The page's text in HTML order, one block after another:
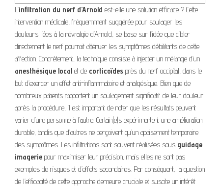
L’infiltration du nerf d’Arnold est-elle une solution efficace ? Cette
intervention médicale, fréquemment suggérée pour soulager les
douleurs liées à la névralgie d’Arnold, se base sur l’idée que cibler
directement le nerf pourrait atténuer les symptômes débilitants de cette
affection. Concrètement, la technique consiste à injecter un mélange d’un
anesthésique local et de corticoïdes près du nerf occipital, dans le
but d’exercer un effet anti-inflammatoire et analgésique. Bien que de
nombreux patients rapportent un soulagement significatif de leur douleur
après la procédure, il est important de noter que les résultats peuvent
varier d’une personne à l’autre. Certain(e)s expérimentent une amélioration
durable, tandis que d’autres ne perçoivent qu’un apaisement temporaire
des symptômes. Les infiltrations sont souvent réalisées sous guidage
imagerie pour maximiser leur précision, mais elles ne sont pas
exemptes de risques et d’effets secondaires. Par conséquent, la question
de l’efficacité de cette approche demeure cruciale et suscite un intérêt